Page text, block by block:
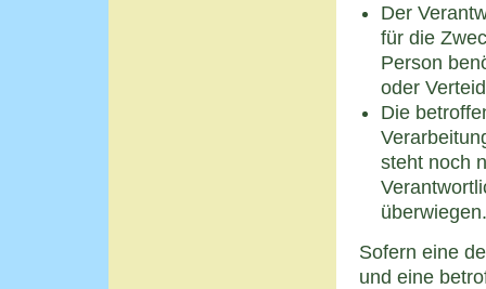
Der
für die
Person
oder
Die
steht noch
überwiegen.
Sofern eine
und eine